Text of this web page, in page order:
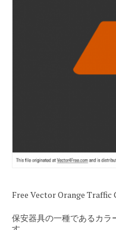
Free Vector Orange Traffic
保安器具の一種であるカ